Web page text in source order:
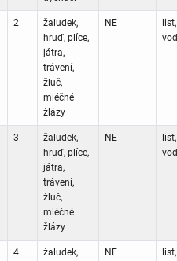
2
žaludek,
hruď, plíce,
játra,
trávení,
žluč,
mléčné
žlázy
NE
list,
3
žaludek,
hruď, plíce,
játra,
trávení,
žluč,
mléčné
žlázy
NE
list,
4
žaludek,
NE
list,